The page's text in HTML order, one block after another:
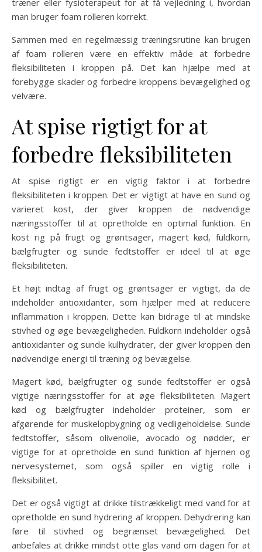
man bruger foam rolleren korrekt.
Sammen med en regelmæssig træningsrutine kan brugen
af foam rolleren være en effektiv måde at forbedre
fleksibiliteten i kroppen på. Det kan hjælpe med at
forebygge skader og forbedre kroppens bevægelighed og
velvære.
At spise rigtigt for at
forbedre fleksibiliteten
At spise rigtigt er en vigtig faktor i at forbedre
fleksibiliteten i kroppen. Det er vigtigt at have en sund og
varieret kost, der giver kroppen de nødvendige
næringsstoffer til at opretholde en optimal funktion. En
kost rig på frugt og grøntsager, magert kød, fuldkorn,
bælgfrugter og sunde fedtstoffer er ideel til at øge
fleksibiliteten.
Et højt indtag af frugt og grøntsager er vigtigt, da de
indeholder antioxidanter, som hjælper med at reducere
inflammation i kroppen. Dette kan bidrage til at mindske
stivhed og øge bevægeligheden. Fuldkorn indeholder også
antioxidanter og sunde kulhydrater, der giver kroppen den
nødvendige energi til træning og bevægelse.
Magert kød, bælgfrugter og sunde fedtstoffer er også
vigtige næringsstoffer for at øge fleksibiliteten. Magert
kød og bælgfrugter indeholder proteiner, som er
afgørende for muskelopbygning og vedligeholdelse. Sunde
fedtstoffer, såsom olivenolie, avocado og nødder, er
vigtige for at opretholde en sund funktion af hjernen og
nervesystemet, som også spiller en vigtig rolle i
fleksibilitet.
Det er også vigtigt at drikke tilstrækkeligt med vand for at
opretholde en sund hydrering af kroppen. Dehydrering kan
føre til stivhed og begrænset bevægelighed. Det
anbefales at drikke mindst otte glas vand om dagen for at